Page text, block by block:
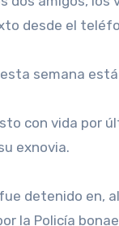
desde el
semana
con vida por
exnovia.
detenido en,
la Policía